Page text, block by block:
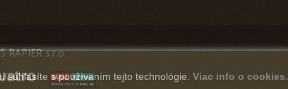
súhlasíte s používaním tejto technológie. Viac info o cookies.
RAPIER s.r.o.